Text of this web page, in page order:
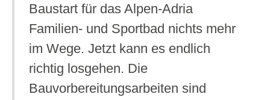
Baustart für das Alpen-Adria
Familien- und Sportbad nichts mehr
im Wege. Jetzt kann es endlich
richtig losgehen. Die
Bauvorbereitungsarbeiten sind